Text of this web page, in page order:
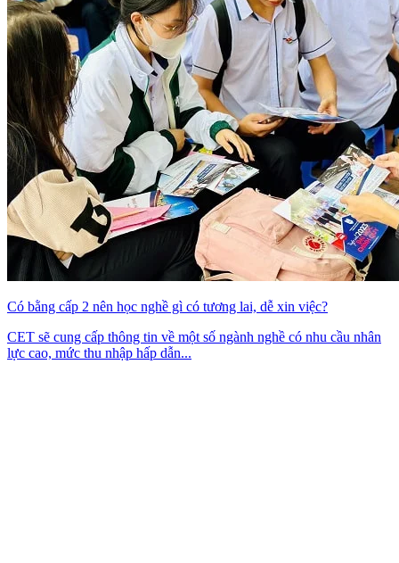
Có bằng cấp 2 nên học nghề gì có tương lai, dễ xin việc?
CET sẽ cung cấp thông tin về một số ngành nghề có nhu cầu nhân
lực cao, mức thu nhập hấp dẫn...